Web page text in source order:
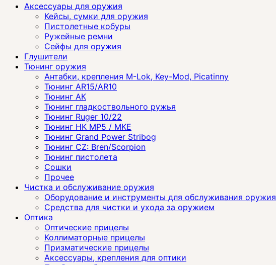
Аксессуары для оружия
Кейсы, сумки для оружия
Пистолетные кобуры
Ружейные ремни
Сейфы для оружия
Глушители
Тюнинг оружия
Антабки, крепления M-Lok, Key-Mod, Picatinny
Тюнинг AR15/AR10
Тюнинг АК
Тюнинг гладкоствольного ружья
Тюнинг Ruger 10/22
Тюнинг HK MP5 / MKE
Тюнинг Grand Power Stribog
Тюнинг CZ: Bren/Scorpion
Тюнинг пистолета
Сошки
Прочее
Чистка и обслуживание оружия
Оборудование и инструменты для обслуживания оружия
Средства для чистки и ухода за оружием
Оптика
Оптические прицелы
Коллиматорные прицелы
Призматические прицелы
Аксессуары, крепления для оптики